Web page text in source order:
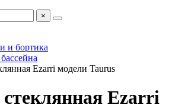
×
и бортика
Ezarri модели Taurus
Ezarri